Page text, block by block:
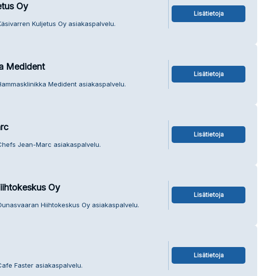
Oy
Kuljetus Oy asiakaspalvelu.
Lisätietoja
Medident
Medident asiakaspalvelu.
Lisätietoja
Jean-Marc asiakaspalvelu.
Lisätietoja
Oy
Hiihtokeskus Oy asiakaspalvelu.
Lisätietoja
Faster asiakaspalvelu.
Lisätietoja